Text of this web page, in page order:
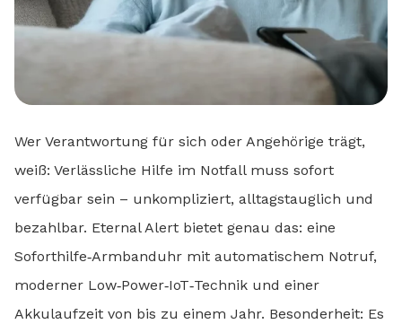
Wer Verantwortung für sich oder Angehörige trägt,
weiß: Verlässliche Hilfe im Notfall muss sofort
verfügbar sein – unkompliziert, alltagstauglich und
bezahlbar. Eternal Alert bietet genau das: eine
Soforthilfe‑Armbanduhr mit automatischem Notruf,
moderner Low‑Power‑IoT‑Technik und einer
Akkulaufzeit von bis zu einem Jahr. Besonderheit: Es